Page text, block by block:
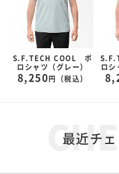
S.F.TECH COOL ポ
ロシャツ（グレー）
8,250 円（税込）
ロシ
最近チ